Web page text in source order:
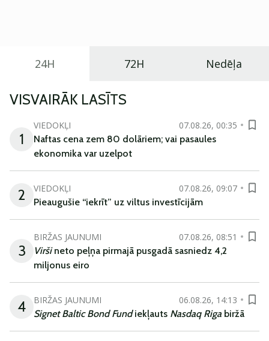
24H 72H Nedēļa
VISVAIRĀK LASĪTS
1
VIEDOKĻI
07.08.26, 00:35
Naftas cena zem 80 dolāriem; vai pasaules
ekonomika var uzelpot
2 VIEDOKĻI
07.08.26, 09:07
Pieaugušie “iekrīt” uz viltus investīcijām
3
BIRŽAS JAUNUMI
07.08.26, 08:51
Viršineto peļņa pirmajā pusgadā sasniedz 4,2
miljonus eiro
4 BIRŽAS JAUNUMI
06.08.26, 14:13
Signet Baltic Bond Fundiekļauts Nasdaq Riga biržā